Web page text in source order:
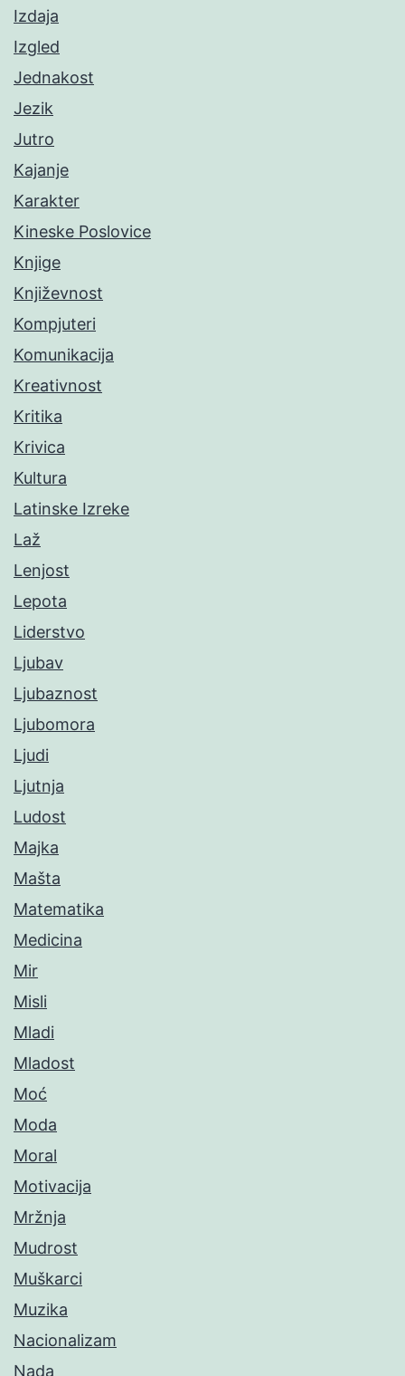
Izdaja
Izgled
Jednakost
Jezik
Jutro
Kajanje
Karakter
Kineske Poslovice
Knjige
Književnost
Kompjuteri
Komunikacija
Kreativnost
Kritika
Krivica
Kultura
Latinske Izreke
Laž
Lenjost
Lepota
Liderstvo
Ljubav
Ljubaznost
Ljubomora
Ljudi
Ljutnja
Ludost
Majka
Mašta
Matematika
Medicina
Mir
Misli
Mladi
Mladost
Moć
Moda
Moral
Motivacija
Mržnja
Mudrost
Muškarci
Muzika
Nacionalizam
Nada